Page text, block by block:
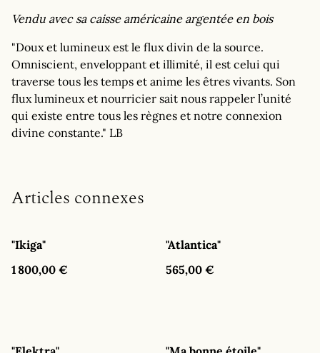
Vendu avec sa caisse américaine argentée en bois
"Doux et lumineux est le flux divin de la source.
Omniscient, enveloppant et illimité, il est celui qui
traverse tous les temps et anime les êtres vivants. Son
flux lumineux et nourricier sait nous rappeler l’unité
qui existe entre tous les règnes et notre connexion
divine constante." LB
Articles connexes
"Ikiga"
1 800,00 €
"Atlantica"
565,00 €